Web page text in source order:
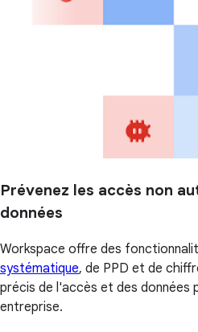
Prévenez les accès non
données
Workspace offre des
systématique, de PPD et de
précis de l'accès et des
entreprise.